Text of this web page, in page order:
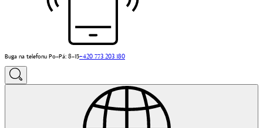
Buga na telefonu Po–Pá: 8–15+420 773 203 180